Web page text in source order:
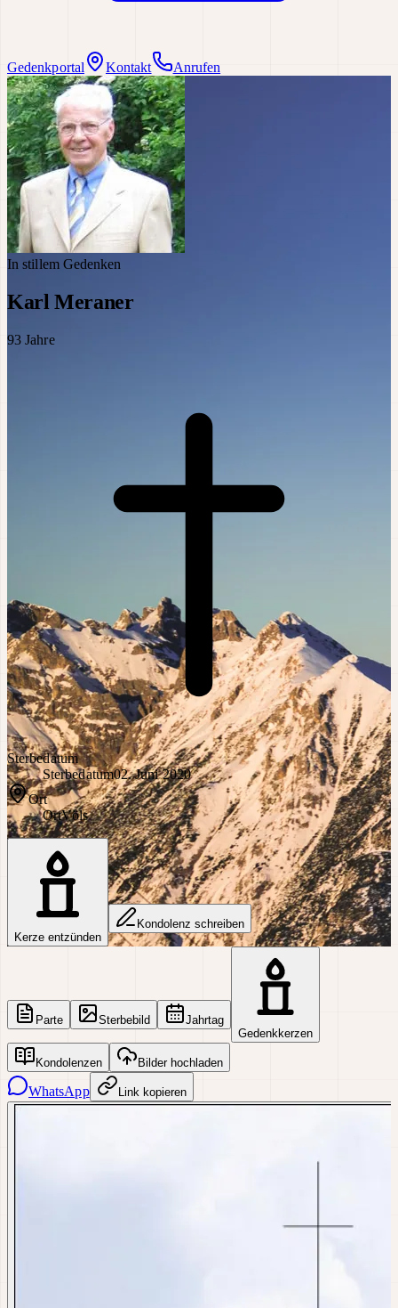
Gedenkportal Kontakt Anrufen
In stillem Gedenken
Karl Meraner
93 Jahre
Sterbedatum
Sterbedatum02. Juni 2020
Ort
OrtVöls
Kerze entzünden
Kondolenz schreiben
Parte Sterbebild
Jahrtag
Gedenkkerzen
Kondolenzen Bilder hochladen
WhatsApp Link kopieren